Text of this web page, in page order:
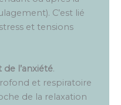
C’est lié
et tensions
l’anxiété.
et respiratoire
de la relaxation